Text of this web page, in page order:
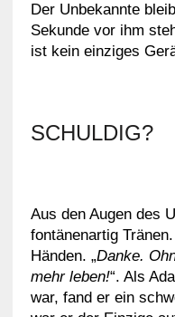
Der Unbekannte
Sekunde vor ihm
ist kein einziges
SCHULDIG?
Aus den Augen des
fontänenartig
Händen. „Danke.
mehr leben!“. Als
war, fand er ein